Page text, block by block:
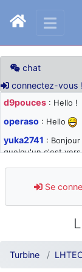
chat
connectez-vous !
d9pouces : Hello !
operaso : Hello
yuka2741 :
quelqu'un c'est
d9pouces: désolé
jours : je teste des
: Super, la
d9pouces
: je suis
comprendre
Se
Turbine